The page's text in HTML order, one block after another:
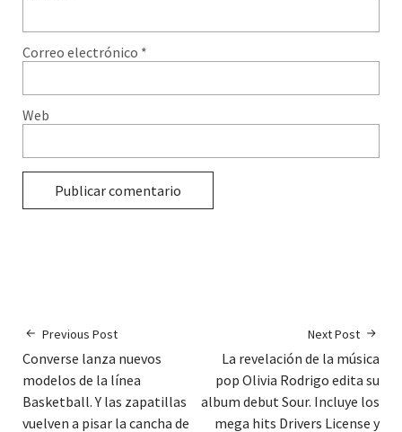
Correo electrónico *
Web
Previous Post
Converse lanza nuevos
modelos de la línea
Basketball. Y las zapatillas
vuelven a pisar la cancha de
Next Post
La revelación de la música
pop Olivia Rodrigo edita su
album debut Sour. Incluye los
mega hits Drivers License y